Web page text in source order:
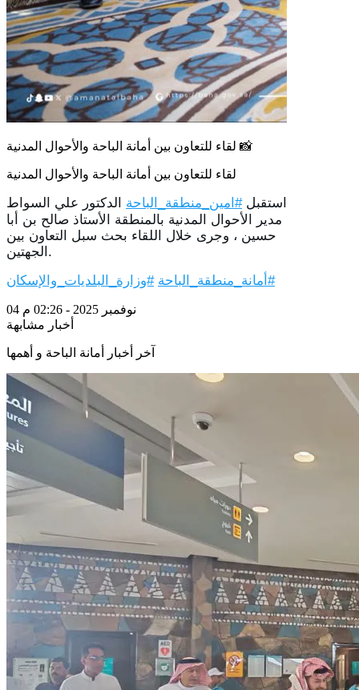
لقاء للتعاون بين أمانة الباحة والأحوال المدنية 📸
لقاء للتعاون بين أمانة الباحة والأحوال المدنية
استقبل#امين_منطقة_الباحة الدكتور علي السواط
مدير الأحوال المدنية بالمنطقة الأستاذ صالح بن أبا
حسين ، وجرى خلال اللقاء بحث سبل التعاون بين
الجهتين.
#وزارة_البلديات_والإسكان #أمانة_منطقة_الباحة
04 نوفمبر 2025 - 02:26 م
أخبار مشابهة
آخر أخبار أمانة الباحة و أهمها